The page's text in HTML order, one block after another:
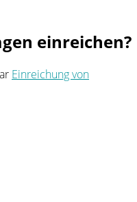
einreichen?
Einreichung von